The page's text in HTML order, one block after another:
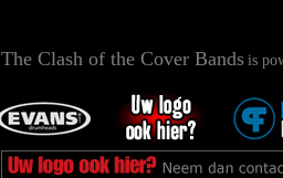
The Clash of the Cover Bands is